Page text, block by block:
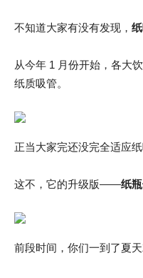
不知道大家有没有发现，
从今年 1 月份开始，各大
纸质吸管。
正当大家完还没完全适应
这不，它的升级版——纸
前段时间，你们一到了夏